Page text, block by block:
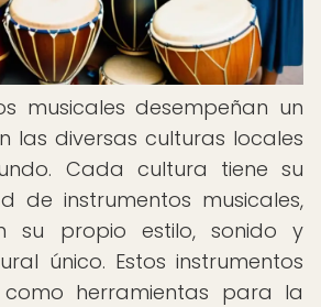
musicales desempeñan un
las diversas culturas locales
Cada cultura tiene su
de instrumentos musicales,
su propio estilo, sonido y
único. Estos instrumentos
herramientas para la